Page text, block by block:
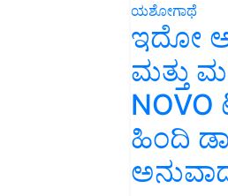
ಯಶೋಗಾಥೆ
ಇದೋ
ಮತ್ತು
NOVO
ಹಿಂದಿ